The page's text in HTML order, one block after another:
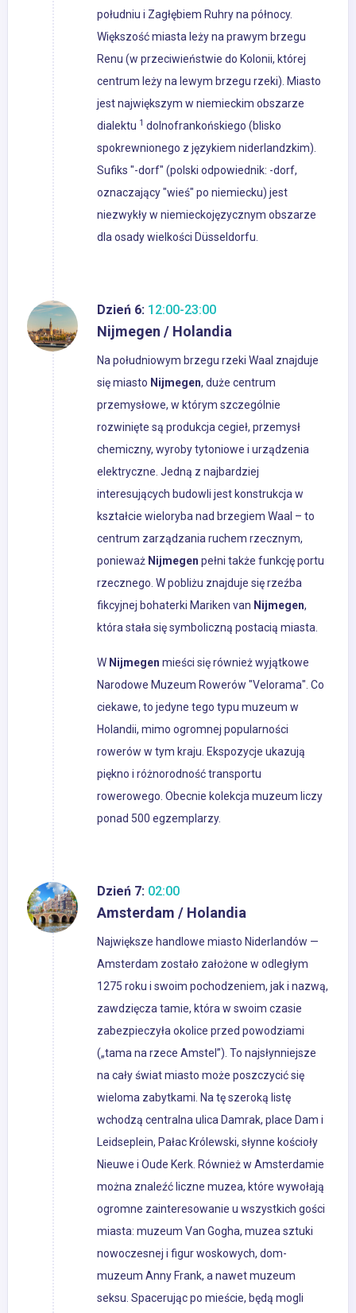
południu i Zagłębiem Ruhry na północy.
Większość miasta leży na prawym brzegu
Renu (w przeciwieństwie do Kolonii, której
centrum leży na lewym brzegu rzeki). Miasto
jest największym w niemieckim obszarze
dialektu 1 dolnofrankońskiego (blisko
spokrewnionego z językiem niderlandzkim).
Sufiks "-dorf" (polski odpowiednik: -dorf,
oznaczający "wieś" po niemiecku) jest
niezwykły w niemieckojęzycznym obszarze
dla osady wielkości Düsseldorfu.
Dzień 6: 12:00-23:00
Nijmegen / Holandia
Na południowym brzegu rzeki Waal znajduje
się miasto Nijmegen, duże centrum
przemysłowe, w którym szczególnie
rozwinięte są produkcja cegieł, przemysł
chemiczny, wyroby tytoniowe i urządzenia
elektryczne. Jedną z najbardziej
interesujących budowli jest konstrukcja w
kształcie wieloryba nad brzegiem Waal – to
centrum zarządzania ruchem rzecznym,
ponieważ Nijmegen pełni także funkcję portu
rzecznego. W pobliżu znajduje się rzeźba
fikcyjnej bohaterki Mariken van Nijmegen,
która stała się symboliczną postacią miasta.
W Nijmegen mieści się również wyjątkowe
Narodowe Muzeum Rowerów "Velorama". Co
ciekawe, to jedyne tego typu muzeum w
Holandii, mimo ogromnej popularności
rowerów w tym kraju. Ekspozycje ukazują
piękno i różnorodność transportu
rowerowego. Obecnie kolekcja muzeum liczy
ponad 500 egzemplarzy.
Dzień 7: 02:00
Amsterdam / Holandia
Największe handlowe miasto Niderlandów —
Amsterdam zostało założone w odległym
1275 roku i swoim pochodzeniem, jak i nazwą,
zawdzięcza tamie, która w swoim czasie
zabezpieczyła okolice przed powodziami
(„tama na rzece Amstel”). To najsłynniejsze
na cały świat miasto może poszczycić się
wieloma zabytkami. Na tę szeroką listę
wchodzą centralna ulica Damrak, place Dam i
Leidseplein, Pałac Królewski, słynne kościoły
Nieuwe i Oude Kerk. Również w Amsterdamie
można znaleźć liczne muzea, które wywołają
ogromne zainteresowanie u wszystkich gości
miasta: muzeum Van Gogha, muzea sztuki
nowoczesnej i figur woskowych, dom-
muzeum Anny Frank, a nawet muzeum
seksu. Spacerując po mieście, będą mogli